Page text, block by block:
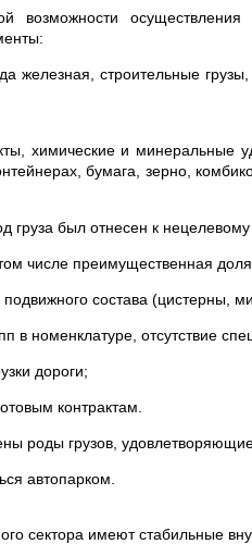
возможности
железная, строительные
химические и минеральные
бумага, зерно,
был отнесен к нецелевому
числе преимущественная
состава (цистерны,
в номенклатуре, отсутствие
дороги;
контрактам.
роды грузов,
автопарком.
сектора имеют стабильные